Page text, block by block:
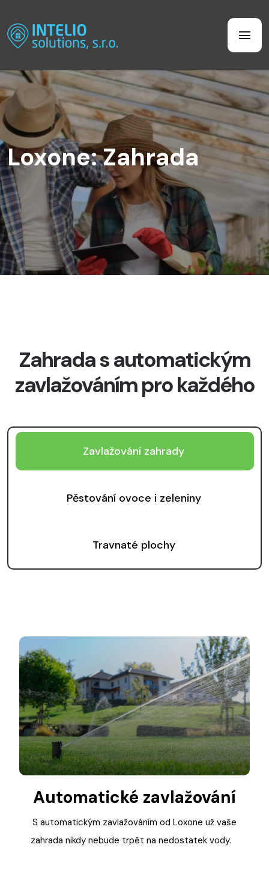
Loxone: Zahrada
Zahrada s automatickým
zavlažováním pro každého
Zavlažování zahrady
Pěstování ovoce i zeleniny
Travnaté plochy
Automatické zavlažování
S automatickým zavlažováním od Loxone už vaše
zahrada nikdy nebude trpět na nedostatek vody.